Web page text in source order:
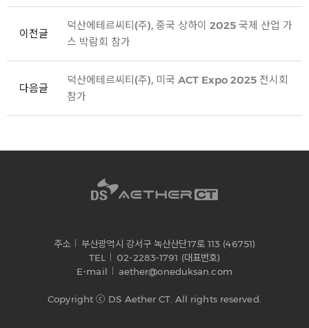
이전글
덕산에테르씨티(주), 중국 상하이 2025 국제 산업 가
스 박람회 참가
다음글
덕산에테르씨티(주), 미국 ACT Expo 2025 전시회
참가
주소
부산광역시 강서구 녹산산단17로 113 (46751)
TEL
02-2283-1791 (대표번호)
E-mail
aether@oneduksan.com
Copyright ⓒ DS Aether CT. All rights reserved.